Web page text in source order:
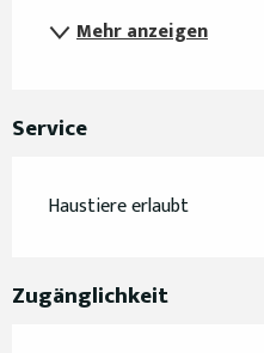
Mehr anzeigen
Service
Haustiere erlaubt
Zugänglichkeit